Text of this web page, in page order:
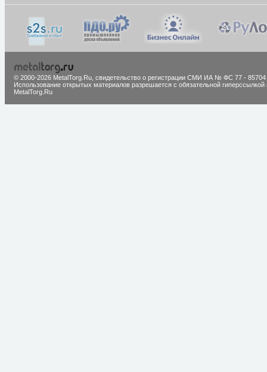
© 2000-2026 MetalTorg.Ru, cвидетельство о регистрации СМИ ИА № ФС 77 - 85704
Использование открытых материалов разрешается с обязательной гиперссылкой
MetalTorg.Ru